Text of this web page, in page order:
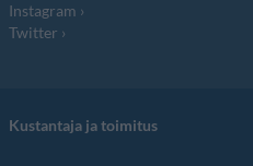
Instagram
Twitter
Kustantaja ja toimitus